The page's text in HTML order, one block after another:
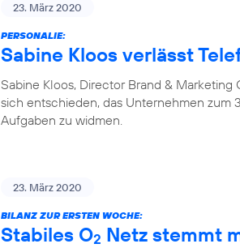
23. März 2020
PERSONALIE:
Sabine Kloos verlässt
Sabine Kloos, Director Brand &
sich entschieden, das Unternehmen zum
Aufgaben zu widmen.
23. März 2020
BILANZ ZUR ERSTEN WOCHE:
Stabiles O2 Netz stemmt